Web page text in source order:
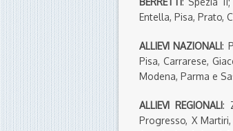
Entella, Pisa, Prato,
ALLIEVI NAZIONALI:
Pisa, Carrarese,
Modena, Parma e
ALLIEVI REGIONALI:
Progresso, X